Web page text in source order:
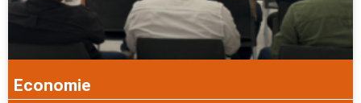
Economie